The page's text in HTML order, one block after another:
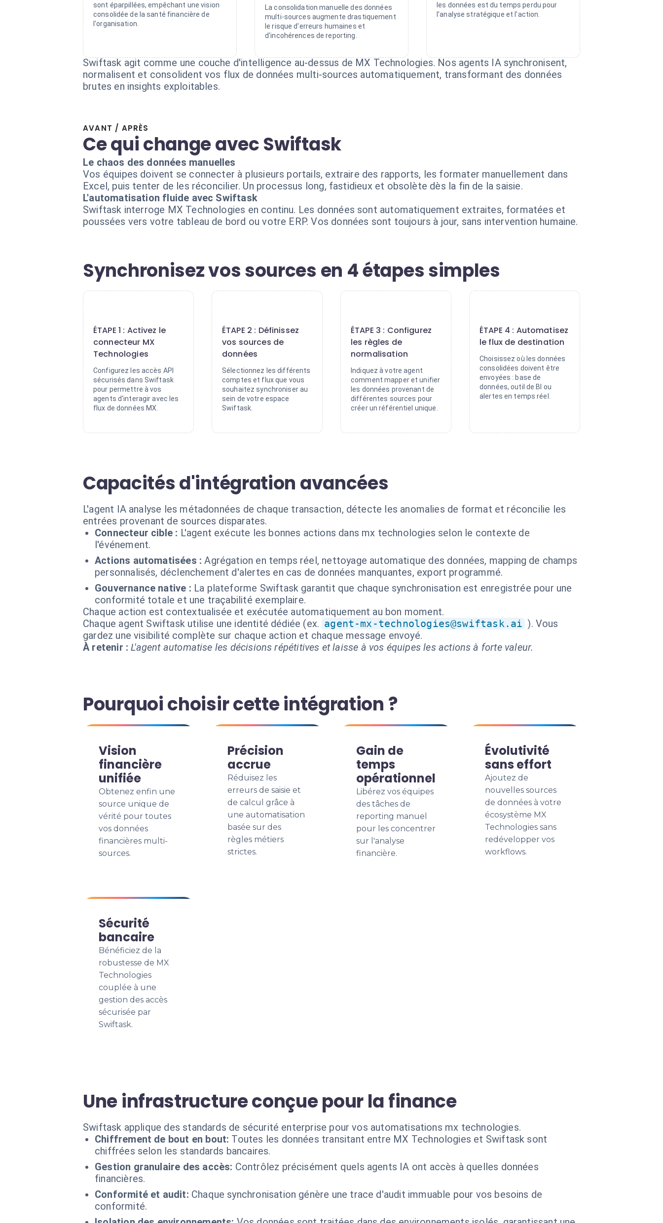
sont éparpillées, empêchant une vision
consolidée de la santé financière de
l'organisation.
La consolidation manuelle des données
multi-sources augmente drastiquement
le risque d'erreurs humaines et
d'incohérences de reporting.
les données est du temps perdu pour
l'analyse stratégique et l'action.
Swiftask agit comme une couche d'intelligence au-dessus de MX Technologies. Nos agents IA synchronisent,
normalisent et consolident vos flux de données multi-sources automatiquement, transformant des données
brutes en insights exploitables.
AVANT / APRÈS
Ce qui change avec Swiftask
Le chaos des données manuelles
Vos équipes doivent se connecter à plusieurs portails, extraire des rapports, les formater manuellement dans
Excel, puis tenter de les réconcilier. Un processus long, fastidieux et obsolète dès la fin de la saisie.
L'automatisation fluide avec Swiftask
Swiftask interroge MX Technologies en continu. Les données sont automatiquement extraites, formatées et
poussées vers votre tableau de bord ou votre ERP. Vos données sont toujours à jour, sans intervention humaine.
Synchronisez vos sources en 4 étapes simples
ÉTAPE 1 : Activez le
connecteur MX
Technologies
Configurez les accès API
sécurisés dans Swiftask
pour permettre à vos
agents d'interagir avec les
flux de données MX.
ÉTAPE 2 : Définissez
vos sources de
données
Sélectionnez les différents
comptes et flux que vous
souhaitez synchroniser au
sein de votre espace
Swiftask.
ÉTAPE 3 : Configurez
les règles de
normalisation
Indiquez à votre agent
comment mapper et unifier
les données provenant de
différentes sources pour
créer un référentiel unique.
ÉTAPE 4 : Automatisez
le flux de destination
Choisissez où les données
consolidées doivent être
envoyées : base de
données, outil de BI ou
alertes en temps réel.
Capacités d'intégration avancées
L'agent IA analyse les métadonnées de chaque transaction, détecte les anomalies de format et réconcilie les
entrées provenant de sources disparates.
Connecteur cible : L'agent exécute les bonnes actions dans mx technologies selon le contexte de
l'événement.
Actions automatisées : Agrégation en temps réel, nettoyage automatique des données, mapping de champs
personnalisés, déclenchement d'alertes en cas de données manquantes, export programmé.
Gouvernance native : La plateforme Swiftask garantit que chaque synchronisation est enregistrée pour une
conformité totale et une traçabilité exemplaire.
Chaque action est contextualisée et exécutée automatiquement au bon moment.
Chaque agent Swiftask utilise une identité dédiée (ex. agent-mx-technologies@swiftask.ai ). Vous
gardez une visibilité complète sur chaque action et chaque message envoyé.
À retenir : L'agent automatise les décisions répétitives et laisse à vos équipes les actions à forte valeur.
Pourquoi choisir cette intégration ?
Vision
financière
unifiée
Obtenez enfin une
source unique de
vérité pour toutes
vos données
financières multi-
sources.
Précision
accrue
Réduisez les
erreurs de saisie et
de calcul grâce à
une automatisation
basée sur des
règles métiers
strictes.
Gain de
temps
opérationnel
Libérez vos équipes
des tâches de
reporting manuel
pour les concentrer
sur l'analyse
financière.
Évolutivité
sans effort
Ajoutez de
nouvelles sources
de données à votre
écosystème MX
Technologies sans
redévelopper vos
workflows.
Sécurité
bancaire
Bénéficiez de la
robustesse de MX
Technologies
couplée à une
gestion des accès
sécurisée par
Swiftask.
Une infrastructure conçue pour la finance
Swiftask applique des standards de sécurité enterprise pour vos automatisations mx technologies.
Chiffrement de bout en bout: Toutes les données transitant entre MX Technologies et Swiftask sont
chiffrées selon les standards bancaires.
Gestion granulaire des accès: Contrôlez précisément quels agents IA ont accès à quelles données
financières.
Conformité et audit: Chaque synchronisation génère une trace d'audit immuable pour vos besoins de
conformité.